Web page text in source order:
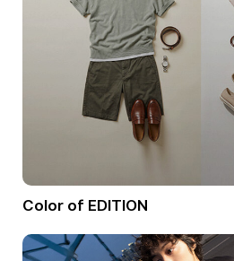
Color of EDITION